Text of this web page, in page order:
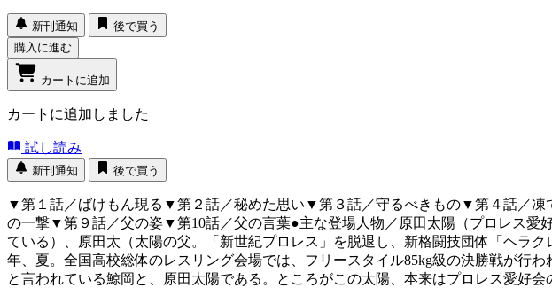
新刊通知
後で買う
購入に進む
カートに追加
カートに追加しました
試し読み
新刊通知 後で買う
▼第１話／ばけもん現る▼第２話／秘めた思い▼第３話／守るべきもの▼第４話／
の一撃▼第９話／父の姿▼第10話／父の言葉●主な登場人物／原田太陽（プロレス愛
ている）、原田太（太陽の父。「新世紀プロレス」を脱退し、新格闘技団体「ヘラ
年、夏。全国高校総体のレスリング会場では、フリースタイル85kg級の決勝戦が行
と言われている鯨岡と、原田太陽である。ところがこの太陽、本来はプロレス愛好